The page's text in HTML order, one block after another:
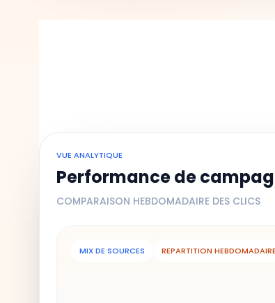
VUE ANALYTIQUE
Performance de
COMPARAISON HEBDOMADAIRE DES CLICS
MIX DE SOURCES REPARTITION HEBDOMADAIRE